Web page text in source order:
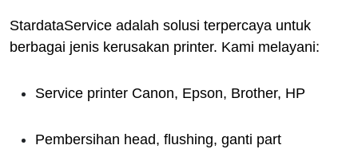
StardataService adalah solusi terpercaya untuk
berbagai jenis kerusakan printer. Kami melayani:
Service printer Canon, Epson, Brother, HP
Pembersihan head, flushing, ganti part